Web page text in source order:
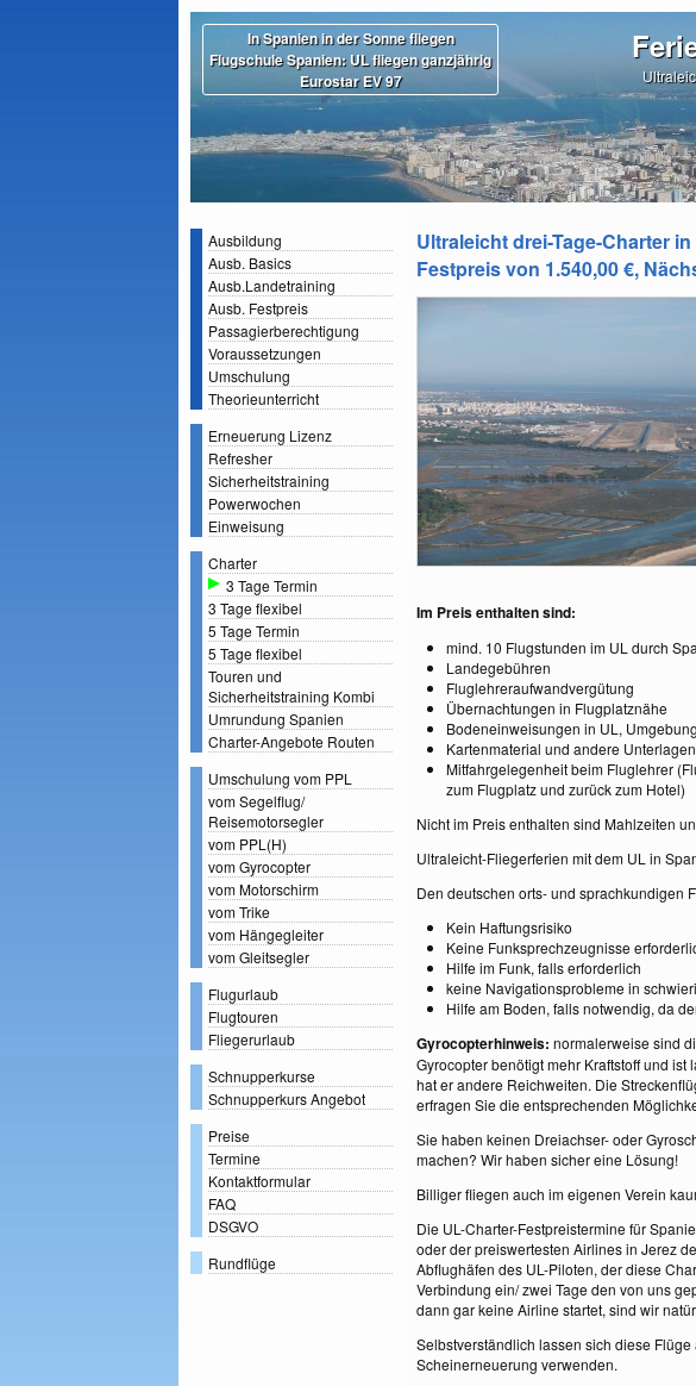
In Spanien in der Sonne fliegen
Flugschule Spanien: UL fliegen ganzjährig
Eurostar EV 97
Ausbildung
Ausb. Basics
Ausb.Landetraining
Ausb. Festpreis
Passagierberechtigung
Voraussetzungen
Umschulung
Theorieunterricht
Erneuerung Lizenz
Refresher
Sicherheitstraining
Powerwochen
Einweisung
Charter
3 Tage Termin
3 Tage flexibel
5 Tage Termin
5 Tage flexibel
Touren und
Sicherheitstraining Kombi
Umrundung Spanien
Charter-Angebote Routen
Umschulung vom PPL
vom Segelflug/
Reisemotorsegler
vom PPL(H)
vom Gyrocopter
vom Motorschirm
vom Trike
vom Hängegleiter
vom Gleitsegler
Flugurlaub
Flugtouren
Fliegerurlaub
Schnupperkurse
Schnupperkurs Angebot
Preise
Termine
Kontaktformular
FAQ
DSGVO
Rundflüge
Ultraleicht drei-Tage-Charter
Festpreis von 1.540,00 €,
Im Preis enthalten sind:
mind. 10 Flugstunden im UL durch
Landegebühren
Fluglehreraufwandvergütung
Übernachtungen in Flugplatznähe
Bodeneinweisungen in UL,
Kartenmaterial und andere
Mitfahrgelegenheit beim Fluglehrer
zum Flugplatz und zurück zum Hotel)
Nicht im Preis enthalten sind Mahlzeiten
Ultraleicht-Fliegerferien mit dem UL in
Den deutschen orts- und sprachkundigen
Kein Haftungsrisiko
Keine Funksprechzeugnisse
Hilfe im Funk, falls erforderlich
keine Navigationsprobleme in
Hilfe am Boden, falls notwendig, da
Gyrocopterhinweis: normalerweise sind
Gyrocopter benötigt mehr Kraftstoff und
hat er andere Reichweiten. Die
erfragen Sie die entsprechenden
Sie haben keinen Dreiachser- oder
machen? Wir haben sicher eine Lösung!
Billiger fliegen auch im eigenen Verein
Die UL-Charter-Festpreistermine für
oder der preiswertesten Airlines in Jerez
Abflughäfen des UL-Piloten, der diese
Verbindung ein/ zwei Tage den von uns
dann gar keine Airline startet, sind wir
Selbstverständlich lassen sich diese
Scheinerneuerung verwenden.